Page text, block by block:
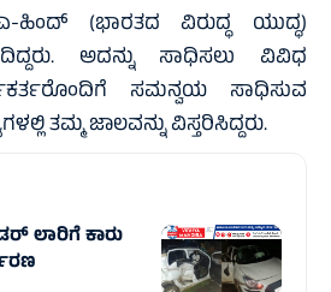
ಹಿಂದ್ (ಭಾರತದ ವಿರುದ್ಧ ಯುದ್ಧ)
ಅದನ್ನು ಸಾಧಿಸಲು ವಿವಿಧ
ಸಮನ್ವಯ ಸಾಧಿಸುವ
ತಮ್ಮ ಜಾಲವನ್ನು ವಿಸ್ತರಿಸಿದ್ದರು.
ಲಾರಿಗೆ ಕಾರು